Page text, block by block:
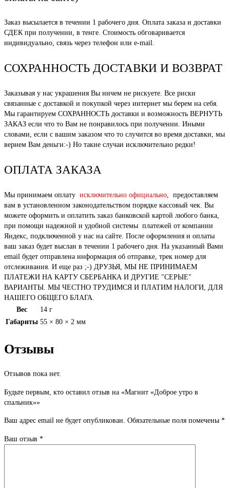
Заказ высылается в течении 1 рабочего дня. Оплата заказа и доставки
СДЕК при получении, в тенге. Стоимость обговаривается
индивидуально, связь через телефон или e-mail.
СОХРАННОСТЬ ДОСТАВКИ И ВОЗВРАТ
Заказывая у нас украшения Вы ничем не рискуете. Все риски
связанные с доставкой и покупкой через интернет мы берем на себя.
Мы гарантируем СОХРАННОСТЬ доставки и возможность ВЕРНУТЬ
ЗАКАЗ если что то Вам не понравилось при получении. Иными
словами, если с вашим заказом что то случится во время доставки, мы
вернем Вам деньги:-) Но такие случаи исключительно редки!
ОПЛАТА ЗАКАЗА
Мы принимаем оплату исключительно официально, предоставляем
вам в установленном законодательством порядке кассовый чек. Вы
можете оформить и оплатить заказ банковской картой любого банка,
при помощи надежной и удобной системы платежей от компании
Яндекс, подключенной у нас на сайте. После оформления и оплаты
ваш заказ будет выслан в течении 1 рабочего дня. На указанный Вами
email будет отправлена информация об отправке, трек номер для
отслеживания. И еще раз ;-) ДРУЗЬЯ, МЫ НЕ ПРИНИМАЕМ
ПЛАТЕЖИ НА КАРТУ СБЕРБАНКА И ДРУГИЕ "СЕРЫЕ"
ВАРИАНТЫ. МЫ ЧЕСТНО ТРУДИМСЯ И ПЛАТИМ НАЛОГИ, ДЛЯ
НАШЕГО ОБЩЕГО БЛАГА.
Вес
14 г
Габариты 55 × 80 × 2 мм
Отзывы
Отзывов пока нет.
Будьте первым, кто оставил отзыв на «Магнит «Доброе утро в
спальник»»
Ваш адрес email не будет опубликован. Обязательные поля помечены *
Ваш отзыв *